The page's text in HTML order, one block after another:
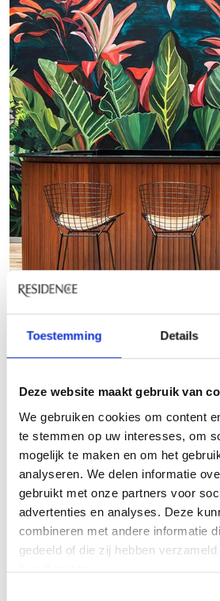
Toestemming Details
Deze website maakt gebruik van
We gebruiken cookies om content
te stemmen op uw interesses, om
mogelijk te maken en om het
analyseren. We delen informatie
gebruikt met onze partners voor
advertenties en analyses. Deze
combineren met andere informatie
gedeeld of die zij hebben
Arroyo Hotel, Suipacha 1359, Buenos
6. Casa Cook,
(GRE)
Het nieuwe luxe boho-hotel Casa
voor tropische illustraties van Karina
in het restaurant.